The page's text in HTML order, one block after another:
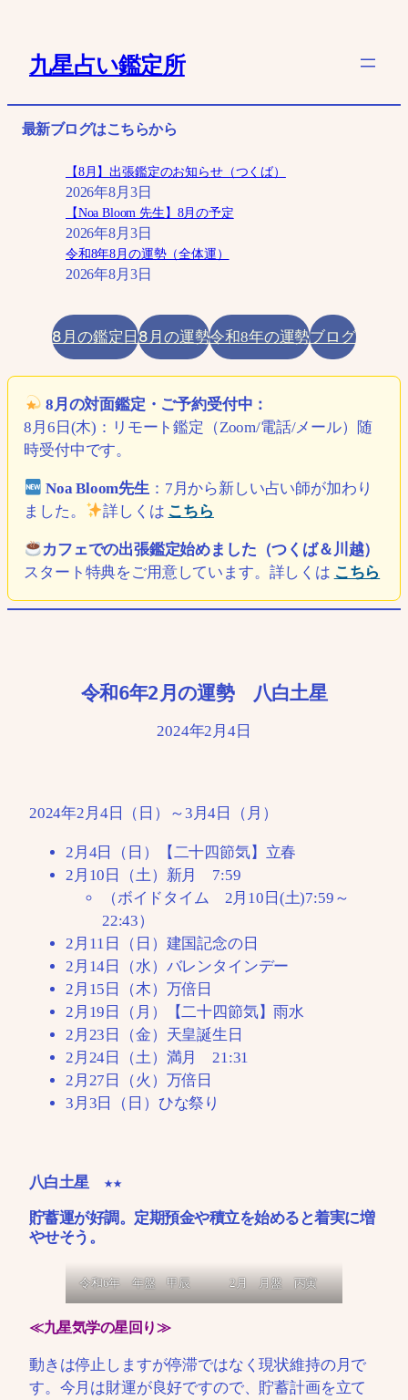
キ
九星占い鑑定所
最新ブログはこちらから
【8月】出張鑑定のお知らせ（つくば）
2026年8月3日
【Noa Bloom 先生】8月の予定
2026年8月3日
令和8年8月の運勢（全体運）
2026年8月3日
8月の鑑定日8月の運勢令和8年の運勢ブログ
8月の対面鑑定・ご予約受付中：
8月6日(木)：リモート鑑定（Zoom/電話/メール）随
時受付中です。
Noa Bloom先生：7月から新しい占い師が加わり
ました。
詳しくは こちら
カフェでの出張鑑定始めました（つくば＆川越）
スタート特典をご用意しています。詳しくは こちら
令和6年2月の運勢 八白土星
2024年2月4日
2024年2月4日（日）～3月4日（月）
2月4日（日）【二十四節気】立春
2月10日（土）新月 7:59
（ボイドタイム 2月10日(土)7:59～
22:43）
2月11日（日）建国記念の日
2月14日（水）バレンタインデー
2月15日（木）万倍日
2月19日（月）【二十四節気】雨水
2月23日（金）天皇誕生日
2月24日（土）満月 21:31
2月27日（火）万倍日
3月3日（日）ひな祭り
八白土星 ★★
貯蓄運が好調。定期預金や積立を始めると着実に増
やせそう。
令和6年 年盤 甲辰 2月 月盤 丙寅
≪九星気学の星回り≫
動きは停止しますが停滞ではなく現状維持の月で
す。今月は財運が良好ですので、貯蓄計画を立て